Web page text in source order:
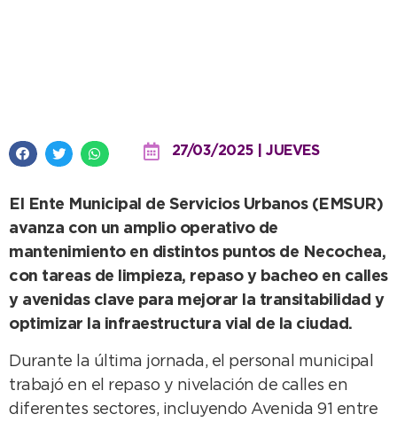
27/03/2025 | JUEVES
El Ente Municipal de Servicios Urbanos (EMSUR)
avanza con un amplio operativo de
mantenimiento en distintos puntos de Necochea,
con tareas de limpieza, repaso y bacheo en calles
y avenidas clave para mejorar la transitabilidad y
optimizar la infraestructura vial de la ciudad.
Durante la última jornada, el personal municipal
trabajó en el repaso y nivelación de calles en
diferentes sectores, incluyendo Avenida 91 entre